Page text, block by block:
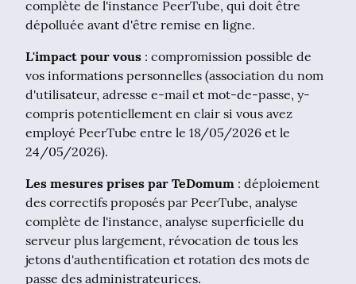
complète de l'instance PeerTube, qui doit être
dépolluée avant d'être remise en ligne.
L'impact pour vous : compromission possible de
vos informations personnelles (association du nom
d'utilisateur, adresse e-mail et mot-de-passe, y-
compris potentiellement en clair si vous avez
employé PeerTube entre le 18/05/2026 et le
24/05/2026).
Les mesures prises par TeDomum : déploiement
des correctifs proposés par PeerTube, analyse
complète de l'instance, analyse superficielle du
serveur plus largement, révocation de tous les
jetons d'authentification et rotation des mots de
passe des administrateurices.